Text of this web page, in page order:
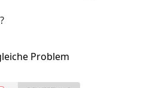
Problem